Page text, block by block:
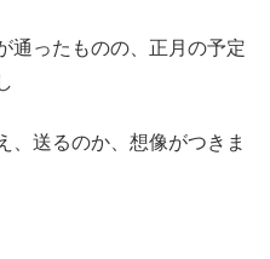
通ったものの、正月の予定
、送るのか、想像がつきま